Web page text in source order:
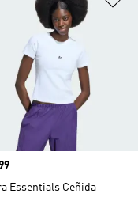
Essentials Ceñida